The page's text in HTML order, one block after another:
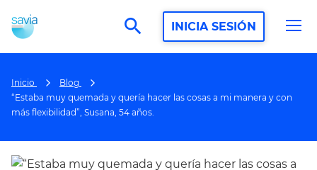
search INICIA SESIÓN
Inicio
Blog
“Estaba muy quemada y quería hacer las cosas a mi manera y con
más flexibilidad”, Susana, 54 años.